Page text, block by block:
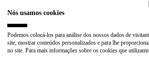
Membro de:
Nós usamos cookies
Podemos colocá-los para análise dos nossos dados de
site, mostrar conteúdos personalizados e para lhe
no site. Para mais informações sobre os cookies que